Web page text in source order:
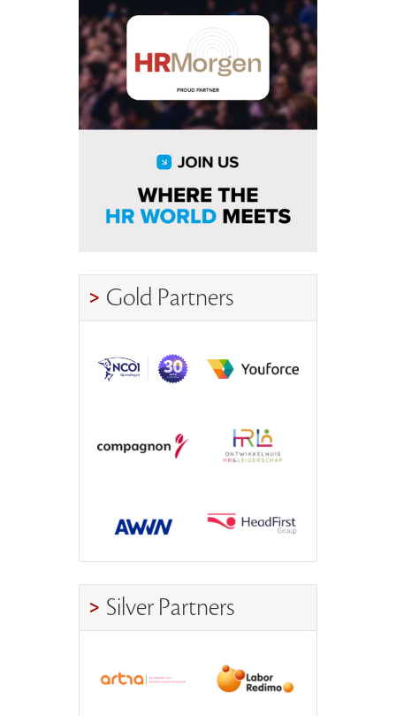
Gold Partners
Silver Partners